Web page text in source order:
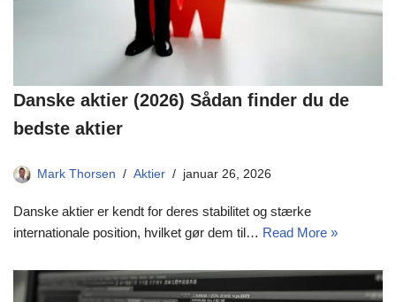
Danske aktier (2026) Sådan finder du de
bedste aktier
Mark Thorsen Aktier januar 26, 2026
Danske aktier er kendt for deres stabilitet og stærke
internationale position, hvilket gør dem til… Read More »